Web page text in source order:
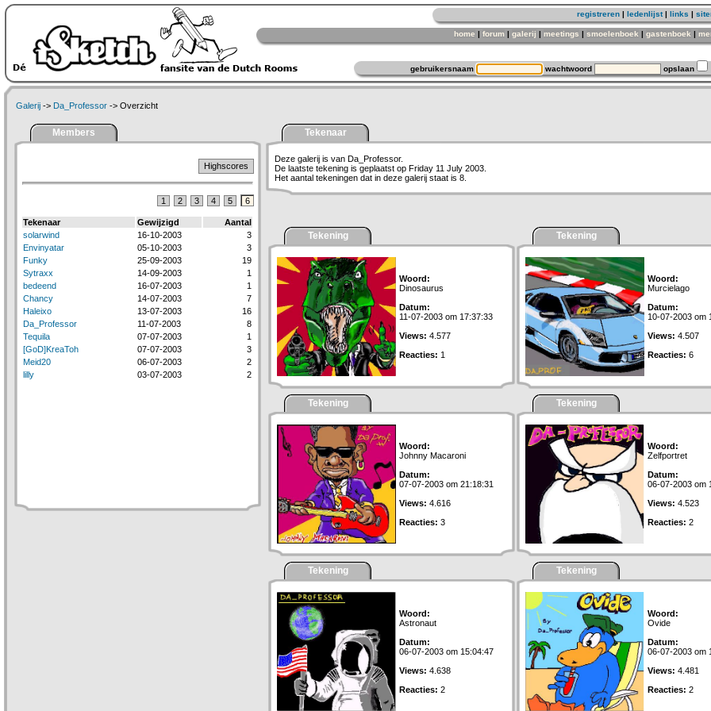
registreren | ledenlijst| links |
home | forum | galerij | meetings | smoelenboek | gastenboek |
gebruikersnaam wachtwoord opslaan
Galerij -> Da_Professor -> Overzicht
Members
Highscores
1 2 3 4 5 6
Tekenaar Gewijzigd
Aantal
solarwind
16-10-2003
3
Envinyatar
05-10-2003
3
Funky
25-09-2003
19
Sytraxx
14-09-2003
1
bedeend
16-07-2003
1
Chancy
14-07-2003
7
Haleixo
13-07-2003
16
Da_Professor
11-07-2003
8
Tequila
07-07-2003
1
[GoD]KreaToh
07-07-2003
3
Meid20
06-07-2003
2
lilly
03-07-2003 2
Tekenaar
Deze galerij is van Da_Professor.
De laatste tekening is geplaatst op Friday 11 July 2003.
Het aantal tekeningen dat in deze galerij staat is 8.
Tekening
Woord:
Dinosaurus
Datum:
11-07-2003 om 17:37:33
Views: 4.577
Reacties: 1
Tekening
Woord:
Murcielago
Datum:
10-07-2003 om
Views: 4.507
Reacties: 6
Tekening
Woord:
Johnny Macaroni
Datum:
07-07-2003 om 21:18:31
Views: 4.616
Reacties: 3
Tekening
Woord:
Zelfportret
Datum:
06-07-2003 om
Views: 4.523
Reacties: 2
Tekening
Woord:
Astronaut
Datum:
06-07-2003 om 15:04:47
Views: 4.638
Reacties: 2
Tekening
Woord:
Ovide
Datum:
06-07-2003 om
Views: 4.481
Reacties: 2